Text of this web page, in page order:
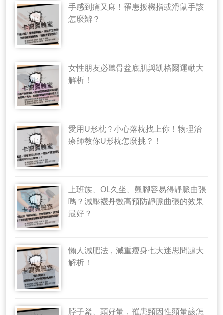
手感到痛又麻！罹患扳機指或滑鼠手該
怎麼辧？
女性朋友必聽骨盆底肌與凱格爾運動大
解析！
愛用U形枕？小心落枕找上你！物理治
療師教你U形枕怎麼挑？！
上班族、OL久坐、翹腳容易得靜脈曲張
嗎？減壓襪丹數高預防靜脈曲張的效果
最好？
懶人減肥法，減重瘦身七大迷思問題大
解析！
脖子緊、頭好暈，罹患頸因性頭暈該怎